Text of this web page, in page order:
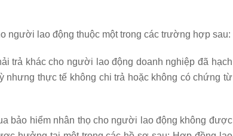
người lao động thuộc một trong các trường hợp sau:
trả khác cho người lao động doanh nghiệp đã hạch
nhưng thực tế không chi trả hoặc không có chứng từ
bảo hiểm nhân thọ cho người lao động không được